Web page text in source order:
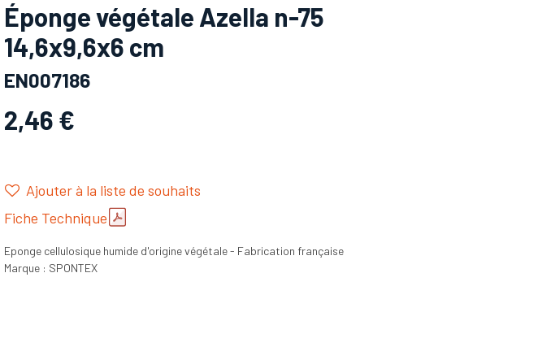
Éponge végétale Azella n-75
14,6x9,6x6 cm
EN007186
2,46 €
Ajouter à la liste de souhaits
Fiche Technique
Eponge cellulosique humide d'origine végétale - Fabrication française
Marque : SPONTEX